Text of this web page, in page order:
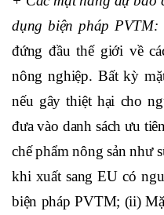
dụng biện pháp PVTM:
đứng đầu thế giới về
nông nghiệp. Bất kỳ
nếu gây thiệt hại cho
đưa vào danh sách ưu
chế phẩm nông sản như
khi xuất sang EU có
biện pháp PVTM; (ii)